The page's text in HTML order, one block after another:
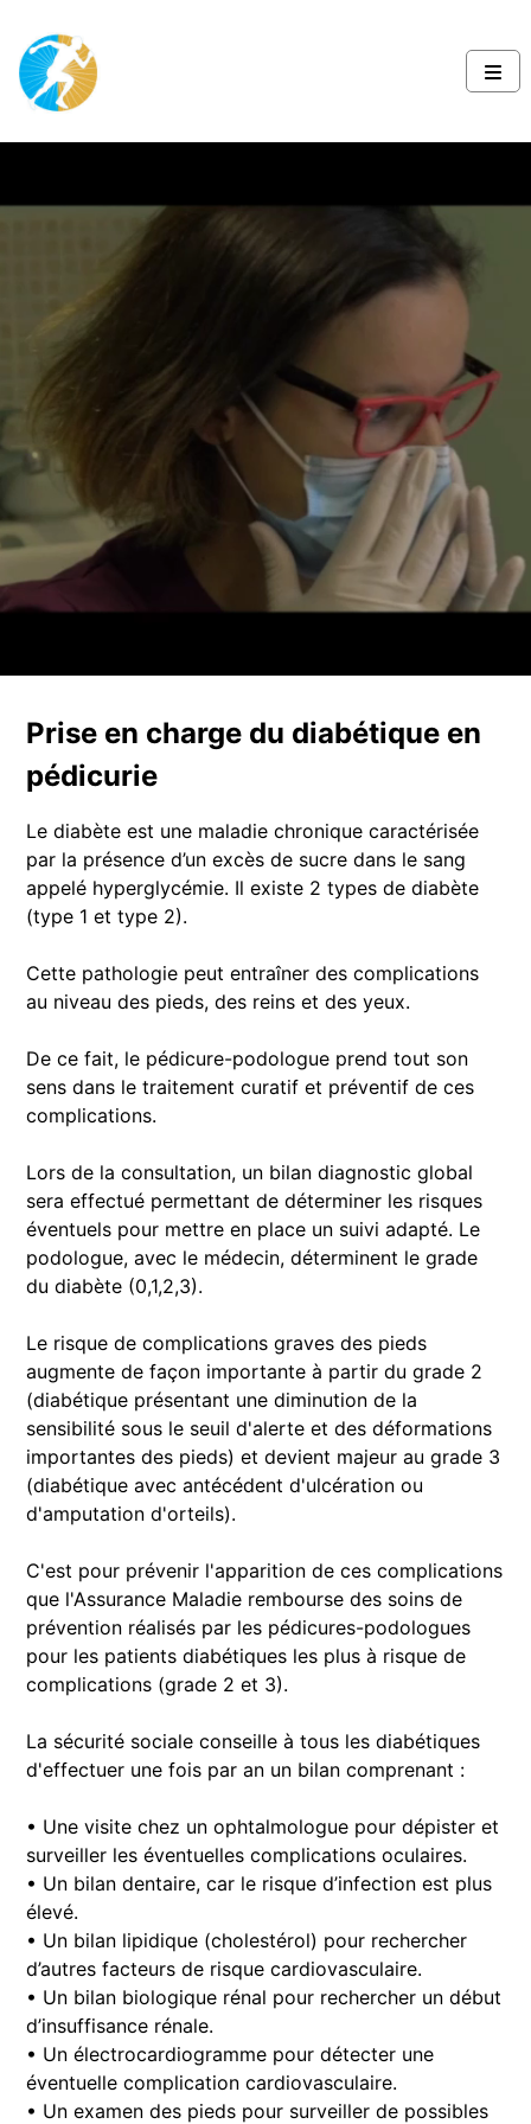
Prise en charge du diabétique en
pédicurie
Le diabète est une maladie chronique caractérisée
par la présence d’un excès de sucre dans le sang
appelé hyperglycémie. Il existe 2 types de diabète
(type 1 et type 2).
Cette pathologie peut entraîner des complications
au niveau des pieds, des reins et des yeux.
De ce fait, le pédicure-podologue prend tout son
sens dans le traitement curatif et préventif de ces
complications.
Lors de la consultation, un bilan diagnostic global
sera effectué permettant de déterminer les risques
éventuels pour mettre en place un suivi adapté. Le
podologue, avec le médecin, déterminent le grade
du diabète (0,1,2,3).
Le risque de complications graves des pieds
augmente de façon importante à partir du grade 2
(diabétique présentant une diminution de la
sensibilité sous le seuil d'alerte et des déformations
importantes des pieds) et devient majeur au grade 3
(diabétique avec antécédent d'ulcération ou
d'amputation d'orteils).
C'est pour prévenir l'apparition de ces complications
que l'Assurance Maladie rembourse des soins de
prévention réalisés par les pédicures-podologues
pour les patients diabétiques les plus à risque de
complications (grade 2 et 3).
La sécurité sociale conseille à tous les diabétiques
d'effectuer une fois par an un bilan comprenant :
• Une visite chez un ophtalmologue pour dépister et
surveiller les éventuelles complications oculaires.
• Un bilan dentaire, car le risque d’infection est plus
élevé.
• Un bilan lipidique (cholestérol) pour rechercher
d’autres facteurs de risque cardiovasculaire.
• Un bilan biologique rénal pour rechercher un début
d’insuffisance rénale.
• Un électrocardiogramme pour détecter une
éventuelle complication cardiovasculaire.
• Un examen des pieds pour surveiller de possibles